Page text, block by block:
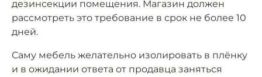
дезинсекции помещения. Магазин должен
рассмотреть это требование в срок не более 10
дней.
Саму мебель желательно изолировать в плёнку
и в ожидании ответа от продавца заняться